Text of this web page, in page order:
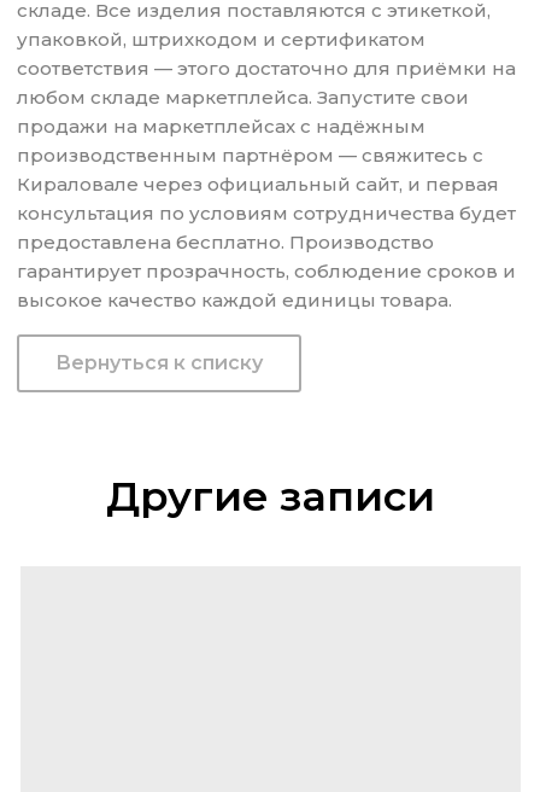
складе. Все изделия поставляются с этикеткой,
упаковкой, штрихкодом и сертификатом
соответствия — этого достаточно для приёмки на
любом складе маркетплейса. Запустите свои
продажи на маркетплейсах с надёжным
производственным партнёром — свяжитесь с
Кираловале через официальный сайт, и первая
консультация по условиям сотрудничества будет
предоставлена бесплатно. Производство
гарантирует прозрачность, соблюдение сроков и
высокое качество каждой единицы товара.
Вернуться к списку
Другие записи